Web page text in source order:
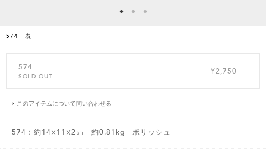
574 表
574
SOLD OUT
¥2,750
このアイテムについて問い合わせる
574：約14×11×2㎝ 約0.81kg ポリッシュ